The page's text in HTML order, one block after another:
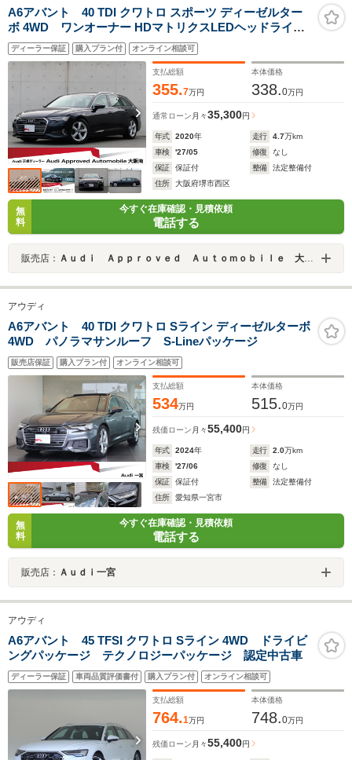
A6アバント 40 TDI クワトロ スポーツ ディーゼルター
ボ 4WD ワンオーナー HDマトリクスLEDヘッドライト
Luxuryパッケージ アシスタンスパッケージ エアクオリテ
ィパッケージ ワイヤレスチャージング
ディーラー保証 購入プラン付 オンライン相談可
支払総額
355.7万円
本体価格
338.0万円
通常ローン 月々35,300円
年式 2020年 走行 4.7万km
車検
'27/05 修復
なし
保証
保証付 整備
法定整備付
住所
大阪府堺市西区
無
料
今すぐ在庫確認・見積依頼
電話する
販売店： Ａｕｄｉ Ａｐｐｒｏｖｅｄ Ａｕｔｏｍｏｂｉｌｅ 大阪南
アウディ
A6アバント 40 TDI クワトロ Sライン ディーゼルターボ
4WD パノラマサンルーフ S-Lineパッケージ
販売店保証 購入プラン付 オンライン相談可
支払総額
534万円
本体価格
515.0万円
残価ローン 月々55,400円
年式 2024年 走行 2.0万km
車検
'27/06 修復
なし
保証
保証付 整備
法定整備付
住所
愛知県一宮市
無
料
今すぐ在庫確認・見積依頼
電話する
販売店： Ａｕｄｉ一宮
アウディ
A6アバント 45 TFSI クワトロ Sライン 4WD ドライビ
ングパッケージ テクノロジーパッケージ 認定中古車
ディーラー保証 車両品質評価書付 購入プラン付 オンライン相談可
支払総額
764.1万円
本体価格
748.0万円
残価ローン 月々55,400円